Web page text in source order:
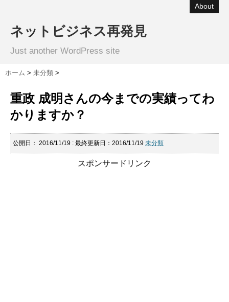
About
ネットビジネス再発見
Just another WordPress site
ホーム > 未分類 >
重政 成明さんの今までの実績ってわ
かりますか？
公開日： 2016/11/19 : 最終更新日：2016/11/19 未分類
スポンサードリンク